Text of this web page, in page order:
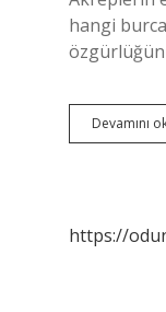
hangi
Devamını
https://